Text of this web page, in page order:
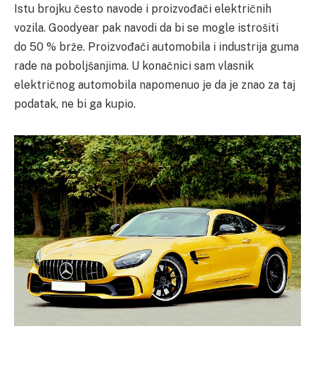
Istu brojku često navode i proizvođači električnih
vozila. Goodyear pak navodi da bi se mogle istrošiti
do 50 % brže. Proizvođači automobila i industrija guma
rade na poboljšanjima. U konačnici sam vlasnik
električnog automobila napomenuo je da je znao za taj
podatak, ne bi ga kupio.